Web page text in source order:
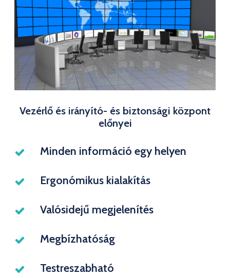
Vezérlő és irányító- és biztonsági központ
előnyei
Minden információ egy helyen
Ergonómikus kialakítás
Valósidejű megjelenítés
Megbízhatóság
Testreszabható